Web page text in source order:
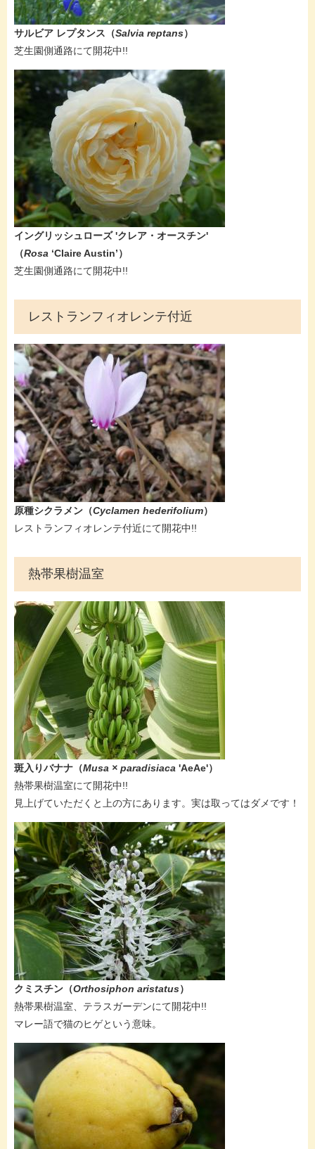
サルビア レプタンス​（Salvia reptans）
芝生園側通路にて開花中!!
イングリッシュローズ 'クレア・オースチン'
（Rosa ‘Claire Austin’）
芝生園側通路にて開花中!!
レストランフィオレンテ付近
原種シクラメン​（Cyclamen hederifolium）
レストランフィオレンテ付近にて開花中!!
熱帯果樹温室
斑入りバナナ（Musa × paradisiaca 'AeAe'​​）
熱帯果樹温室にて開花中!!
見上げていただくと上の方にあります。実は取ってはダメです！
クミスチン（Orthosiphon aristatus）
熱帯果樹温室、テラスガーデンにて開花中!!
マレー語で猫のヒゲという意味。